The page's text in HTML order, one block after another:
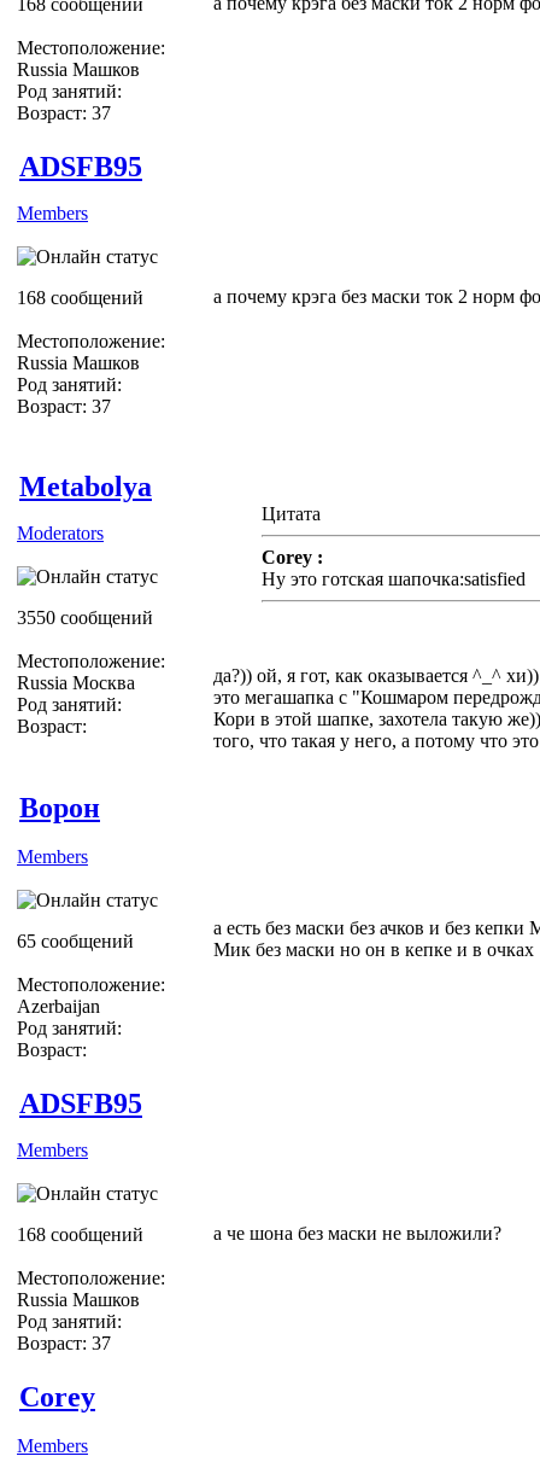
Местоположение:
Russia Машков
Род занятий:
Возраст: 37
ADSFB95
Members
168 сообщений
Местоположение:
Russia Машков
Род занятий:
Возраст: 37
а почему крэга без маски ток 2 норм
Metabolya
Moderators
3550 сообщений
Местоположение:
Russia Москва
Род занятий:
Возраст:
Цитата
Corey :
Ну это готская шапочка:satisfied
да?)) ой, я гот, как оказывается ^_^ хи))
это мегашапка с "Кошмаром
Кори в этой шапке, захотела такую
того, что такая у него, а потому что
Ворон
Members
65 сообщений
Местоположение:
Azerbaijan
Род занятий:
Возраст:
а есть без маски без ачков и без
Мик без маски но он в кепке и в очках
ADSFB95
Members
168 сообщений
Местоположение:
Russia Машков
Род занятий:
Возраст: 37
а че шона без маски не выложили?
Corey
Members